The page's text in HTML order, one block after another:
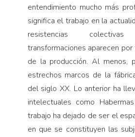
entendimiento mucho más
significa el trabajo en la
resistencias
transformaciones aparecen
de la producción. Al menos,
estrechos marcos de la
del siglo XX. Lo anterior ha
intelectuales como
trabajo ha dejado de ser el
en que se constituyen las